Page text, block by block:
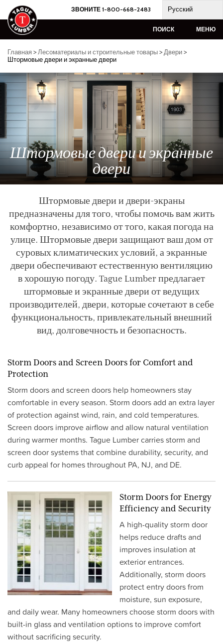
Skip
to
content
ЗВОНИТЕ 1-800-668-2483 Русский
ПОИСК МЕНЮ
Главная >Лесоматериалы и строительные товары>Двери>
Штормовые двери и экранные двери
Штормовые двери и экранные
двери
Штормовые двери и двери-экраны
предназначены для того, чтобы помочь вам жить
комфортно, независимо от того, какая погода на
улице. Штормовые двери защищают ваш дом от
суровых климатических условий, а экранные
двери обеспечивают естественную вентиляцию
в хорошую погоду. Tague Lumber предлагает
штормовые и экранные двери от ведущих
производителей, двери, которые сочетают в себе
функциональность, привлекательный внешний
вид, долговечность и безопасность.
Storm Doors and Screen Doors for Comfort and
Protection
Storm doors and screen doors help homeowners stay
comfortable in every season. Storm doors add an extra layer
of protection against wind, rain, and cold temperatures.
Screen doors improve airflow and allow natural ventilation
during warmer months. Tague Lumber carries storm and
screen door systems that combine durability, security, and
curb appeal for homes throughout PA, NJ, and DE.
Storm Doors for Energy
Efficiency and Security
A high-quality storm door
helps reduce drafts and
improves insulation at
exterior entrances.
Additionally, storm doors
protect entry doors from
moisture, sun exposure,
and daily wear. Many homeowners choose storm doors with
built-in glass and ventilation options to improve comfort
without sacrificing security.